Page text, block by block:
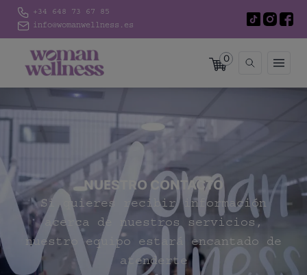
+34 648 73 67 85
info@womanwellness.es
0
NUESTRO CONTACTO
Si quieres recibir información
acerca de nuestros servicios,
nuestro equipo estará encantado de
atenderte